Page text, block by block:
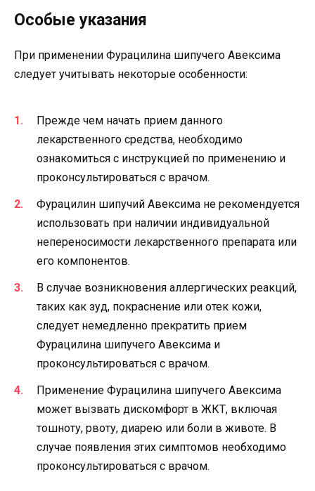
Особые указания
При применении Фурацилина шипучего Авексима
следует учитывать некоторые особенности:
Прежде чем начать прием данного
лекарственного средства, необходимо
ознакомиться с инструкцией по применению и
проконсультироваться с врачом.
Фурацилин шипучий Авексима не рекомендуется
использовать при наличии индивидуальной
непереносимости лекарственного препарата или
его компонентов.
В случае возникновения аллергических реакций,
таких как зуд, покраснение или отек кожи,
следует немедленно прекратить прием
Фурацилина шипучего Авексима и
проконсультироваться с врачом.
Применение Фурацилина шипучего Авексима
может вызвать дискомфорт в ЖКТ, включая
тошноту, рвоту, диарею или боли в животе. В
случае появления этих симптомов необходимо
проконсультироваться с врачом.